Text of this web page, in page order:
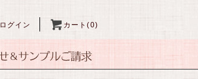
ログイン カート(0)